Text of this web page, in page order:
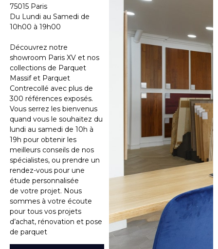
75015 Paris
Du Lundi au Samedi de
10h00 à 19h00
Découvrez notre
showroom Paris XV et nos
collections de Parquet
Massif et Parquet
Contrecollé avec plus de
300 références exposés.
Vous serrez les bienvenus
quand vous le souhaitez du
lundi au samedi de 10h à
19h pour obtenir les
meilleurs conseils de nos
spécialistes, ou prendre un
rendez-vous pour une
étude personnalisée
de votre projet. Nous
sommes à votre écoute
pour tous vos projets
d’achat, rénovation et pose
de parquet